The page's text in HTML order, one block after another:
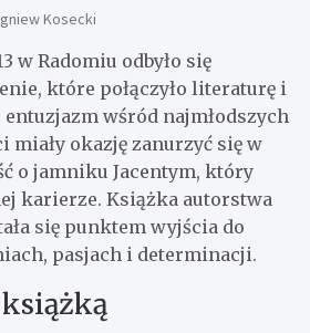
Kosecki
w Radomiu odbyło się
które połączyło literaturę i
entuzjazm wśród najmłodszych
miały okazję zanurzyć się w
o jamniku Jacentym, który
karierze. Książka autorstwa
się punktem wyjścia do
pasjach i determinacji.